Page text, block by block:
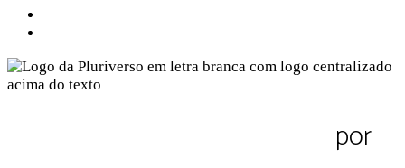
por